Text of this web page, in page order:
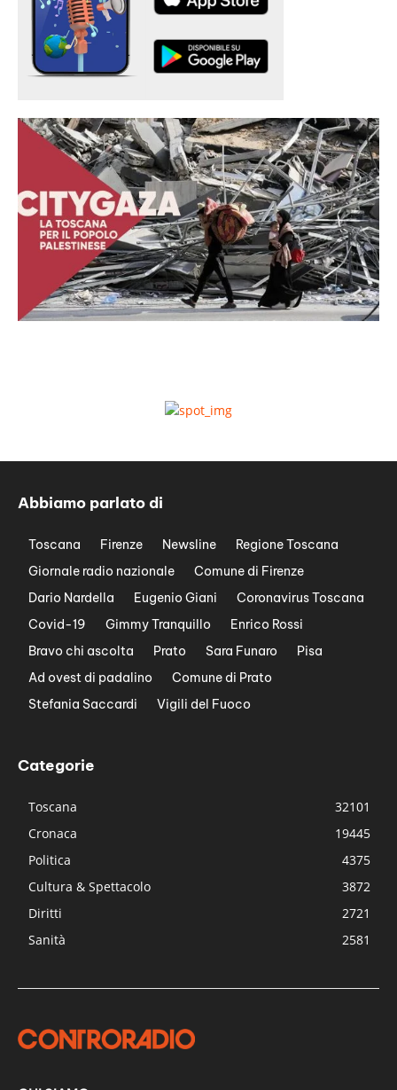
Abbiamo parlato di
Toscana Firenze Newsline
Regione Toscana
Giornale radio nazionale
Comune di Firenze
Dario Nardella
Eugenio Giani
Coronavirus Toscana
Covid-19
Gimmy Tranquillo
Enrico Rossi
Bravo chi ascolta
Prato Sara Funaro
Pisa
Ad ovest di padalino
Comune di Prato
Stefania Saccardi
Vigili del Fuoco
Categorie
Toscana
32101
Cronaca
19445
Politica
4375
Cultura & Spettacolo
3872
Diritti
2721
Sanità
2581